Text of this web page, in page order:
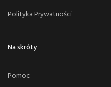
Polityka Prywatności
Na skróty
Pomoc